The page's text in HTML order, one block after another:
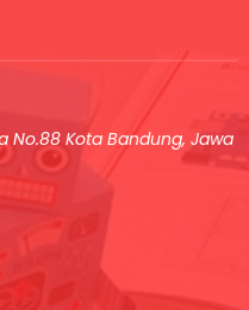
No.88 Kota Bandung, Jawa